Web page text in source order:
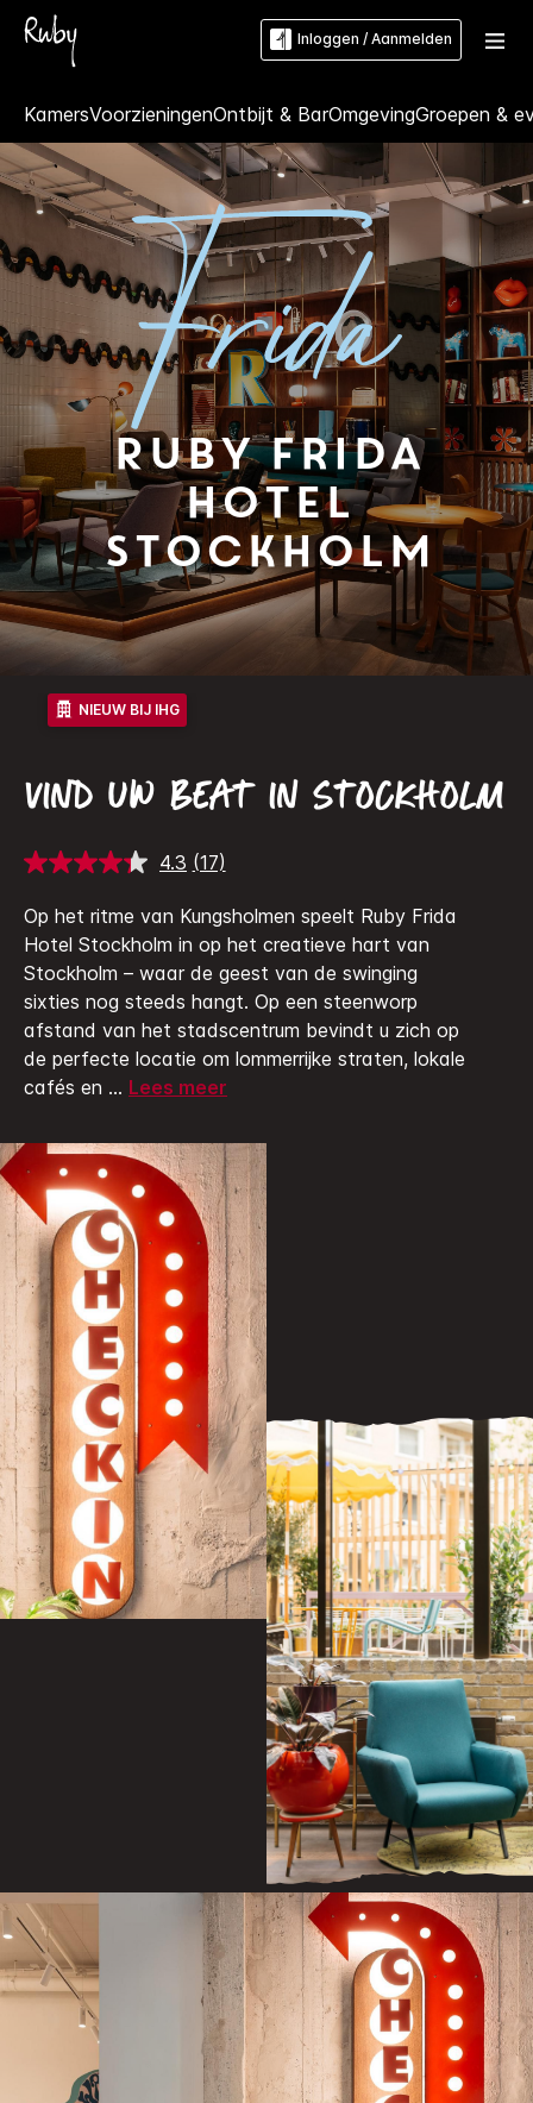
Inloggen / Aanmelden
KamersVoorzieningenOntbijt & BarOmgevingGroepen &
Ruby Frida
Hotel
Stockholm
NIEUW BIJ IHG
VIND UW BEAT IN STOCKHOLM
4.3 Lees
beoordelingen.
Dezelfde
paginalink.
(17)
Op het ritme van Kungsholmen speelt Ruby Frida
Hotel Stockholm in op het creatieve hart van
Stockholm – waar de geest van de swinging
sixties nog steeds hangt. Op een steenworp
afstand van het stadscentrum bevindt u zich op
de perfecte locatie om lommerrijke straten, lokale
cafés en ... Lees meer